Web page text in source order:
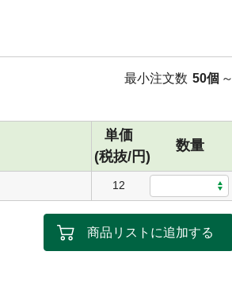
最小注文数 50個
単価
(税抜/円)
数量
12
商品リストに追加する